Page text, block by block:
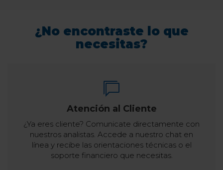
¿No encontraste lo que
necesitas?
Atención al Cliente
¿Ya eres cliente? Comunicate directamente con
nuestros analistas. Accede a nuestro chat en
línea y recibe las orientaciones técnicas o el
soporte financiero que necesitas.